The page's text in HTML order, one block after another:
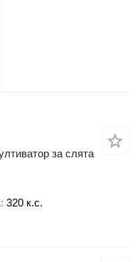
за слята
320 к.с.